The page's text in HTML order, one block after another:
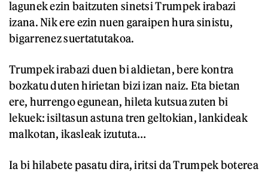
lagunek ezin baitzuten sinetsi Trumpek irabazi
izana. Nik ere ezin nuen garaipen hura sinistu,
bigarrenez suertatutakoa.
Trumpek irabazi duen bi aldietan, bere kontra
bozkatu duten hirietan bizi izan naiz. Eta bietan
ere, hurrengo egunean, hileta kutsua zuten bi
lekuek: isiltasun astuna tren geltokian, lankideak
malkotan, ikasleak izututa…
Ia bi hilabete pasatu dira, iritsi da Trumpek boterea